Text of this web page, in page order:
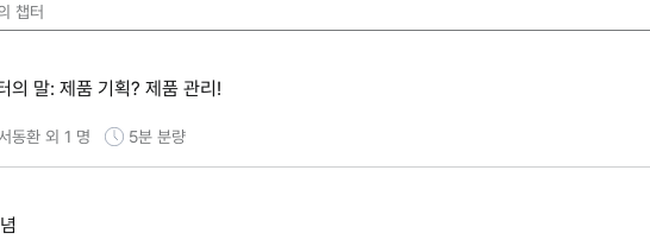
챕터
의 말: 제품 기획? 제품 관리!
동환 외 1 명 5분 분량